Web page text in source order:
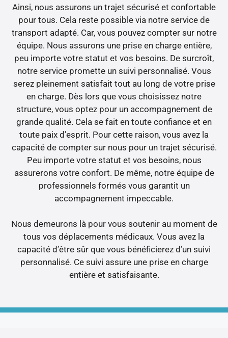
Ainsi, nous assurons un trajet sécurisé et confortable
pour tous. Cela reste possible via notre service de
transport adapté. Car, vous pouvez compter sur notre
équipe. Nous assurons une prise en charge entière,
peu importe votre statut et vos besoins. De surcroît,
notre service promette un suivi personnalisé. Vous
serez pleinement satisfait tout au long de votre prise
en charge. Dès lors que vous choisissez notre
structure, vous optez pour un accompagnement de
grande qualité. Cela se fait en toute confiance et en
toute paix d’esprit. Pour cette raison, vous avez la
capacité de compter sur nous pour un trajet sécurisé.
Peu importe votre statut et vos besoins, nous
assurerons votre confort. De même, notre équipe de
professionnels formés vous garantit un
accompagnement impeccable.
Nous demeurons là pour vous soutenir au moment de
tous vos déplacements médicaux. Vous avez la
capacité d’être sûr que vous bénéficierez d’un suivi
personnalisé. Ce suivi assure une prise en charge
entière et satisfaisante.